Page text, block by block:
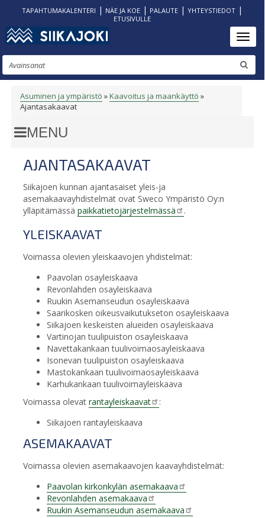
Hyppää
pääsisältöön
TAPAHTUMAKALENTERI | NÄE JA KOE| PALAUTE| YHTEYSTIEDOT|
ETUSIVULLE
Etsi
MURUPOLKU
Asuminen ja ympäristö
Kaavoitus ja maankäyttö
Ajantasakaavat
AJANTASAKAAVAT
Siikajoen kunnan ajantasaiset yleis-ja
asemakaavayhdistelmät ovat Sweco Ympäristö Oy:n
ylläpitämässäpaikkatietojärjestelmässä .
YLEISKAAVAT
Voimassa olevien yleiskaavojen yhdistelmät:
Paavolan osayleiskaava
Revonlahden osayleiskaava
Ruukin Asemanseudun osayleiskaava
Saarikosken oikeusvaikutukseton osayleiskaava
Siikajoen keskeisten alueiden osayleiskaava
Vartinojan tuulipuiston osayleiskaava
Navettakankaan tuulivoimaosayleiskaava
Isonevan tuulipuiston osayleiskaava
Mastokankaan tuulivoimaosayleiskaava
Karhukankaan tuulivoimayleiskaava
Voimassa olevatrantayleiskaavat
:
Siikajoen rantayleiskaava
ASEMAKAAVAT
Voimassa olevien asemakaavojen kaavayhdistelmät:
Paavolan kirkonkylän asemakaava
Revonlahden asemakaava
Ruukin Asemanseudun asemakaava